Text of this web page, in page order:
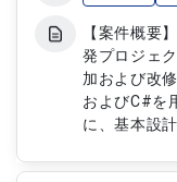
どのドキュ
【案件概要
発プロジェ
加および改
およびC#を
に、基本設
ーションの